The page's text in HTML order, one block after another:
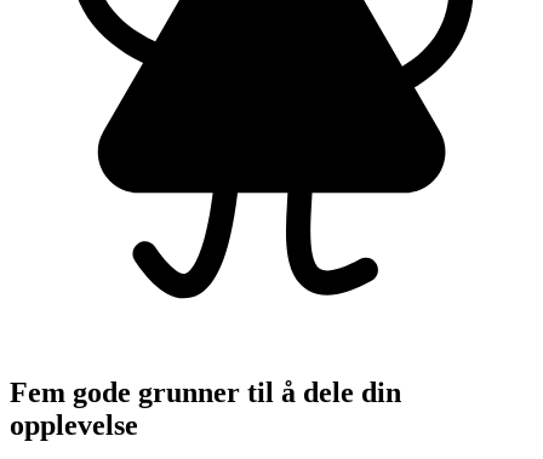
Fem gode grunner til å dele din
opplevelse